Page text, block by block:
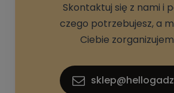
Skontaktuj się z nami i
czego potrzebujesz, a
Ciebie